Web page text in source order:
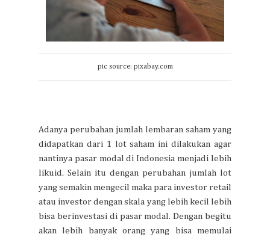
pic source: pixabay.com
Adanya perubahan jumlah lembaran saham yang
didapatkan dari 1 lot saham ini dilakukan agar
nantinya pasar modal di Indonesia menjadi lebih
likuid. Selain itu dengan perubahan jumlah lot
yang semakin mengecil maka para investor retail
atau investor dengan skala yang lebih kecil lebih
bisa berinvestasi di pasar modal. Dengan begitu
akan lebih banyak orang yang bisa memulai